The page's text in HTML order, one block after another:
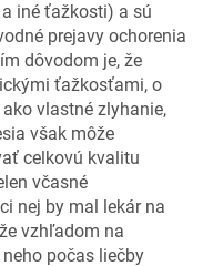
iné ťažkosti) a sú
prejavy ochorenia
dôvodom je, že
ťažkosťami, o
vlastné zlyhanie,
však môže
celkovú kvalitu
včasné
nej by mal lekár na
vzhľadom na
počas liečby